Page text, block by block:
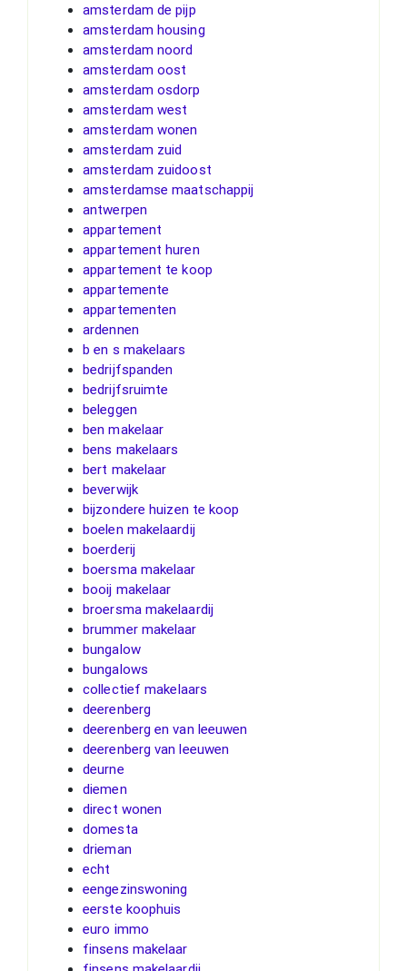
amsterdam de pijp
amsterdam housing
amsterdam noord
amsterdam oost
amsterdam osdorp
amsterdam west
amsterdam wonen
amsterdam zuid
amsterdam zuidoost
amsterdamse maatschappij
antwerpen
appartement
appartement huren
appartement te koop
appartemente
appartementen
ardennen
b en s makelaars
bedrijfspanden
bedrijfsruimte
beleggen
ben makelaar
bens makelaars
bert makelaar
beverwijk
bijzondere huizen te koop
boelen makelaardij
boerderij
boersma makelaar
booij makelaar
broersma makelaardij
brummer makelaar
bungalow
bungalows
collectief makelaars
deerenberg
deerenberg en van leeuwen
deerenberg van leeuwen
deurne
diemen
direct wonen
domesta
drieman
echt
eengezinswoning
eerste koophuis
euro immo
finsens makelaar